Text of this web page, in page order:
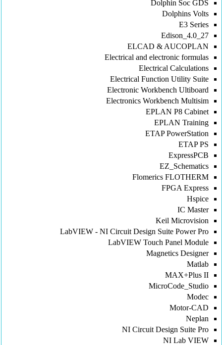
Dolphin Soc GDS
Dolphins Volts
E3 Series
Edison_4.0_27
ELCAD & AUCOPLAN
Electrical and electronic formulas
Electrical Calculations
Electrical Function Utility Suite
Electronic Workbench Ultiboard
Electronics Workbench Multisim
EPLAN P8 Cabinet
EPLAN Training
ETAP PowerStation
ETAP PS
ExpressPCB
EZ_Schematics
Flomerics FLOTHERM
FPGA Express
Hspice
IC Master
Keil Microvision
LabVIEW - NI Circuit Design Suite Power Pro
LabVIEW Touch Panel Module
Magnetics Designer
Matlab
MAX+Plus II
MicroCode_Studio
Modec
Motor-CAD
Neplan
NI Circuit Design Suite Pro
NI Lab VIEW